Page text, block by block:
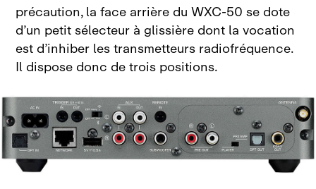
précaution, la face arrière du WXC‑50 se dote
d’un petit sélecteur à glissière dont la vocation
est d’inhiber les transmetteurs radiofréquence.
Il dispose donc de trois positions.